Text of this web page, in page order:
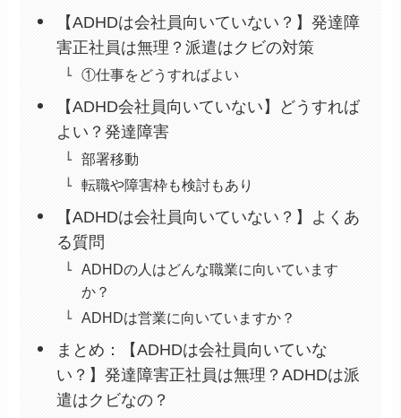
【ADHDは会社員向いていない？】発達障
害正社員は無理？派遣はクビの対策
①仕事をどうすればよい
【ADHD会社員向いていない】どうすれば
よい？発達障害
部署移動
転職や障害枠も検討もあり
【ADHDは会社員向いていない？】よくあ
る質問
ADHDの人はどんな職業に向いています
か？
ADHDは営業に向いていますか？
まとめ：【ADHDは会社員向いていな
い？】発達障害正社員は無理？ADHDは派
遣はクビなの？